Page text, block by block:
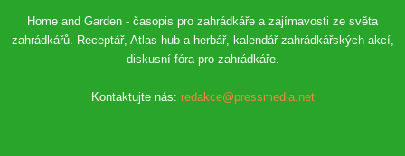
Home and Garden - časopis pro zahrádkáře a zajímavosti ze světa
zahrádkářů. Receptář, Atlas hub a herbář, kalendář zahrádkářských akcí,
diskusní fóra pro zahrádkáře.
Kontaktujte nás: redakce@pressmedia.net